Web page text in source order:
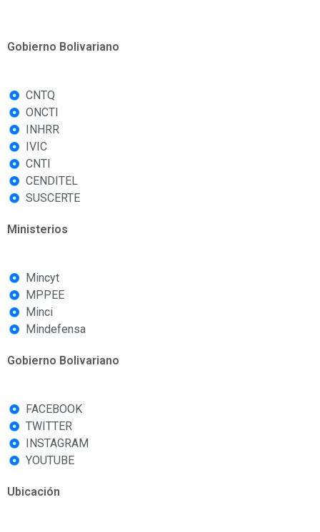
Gobierno Bolivariano
CNTQ
ONCTI
INHRR
IVIC
CNTI
CENDITEL
SUSCERTE
Ministerios
Mincyt
MPPEE
Minci
Mindefensa
Gobierno Bolivariano
FACEBOOK
TWITTER
INSTAGRAM
YOUTUBE
Ubicación